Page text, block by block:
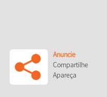
Anuncie
Compartilhe
Apareça